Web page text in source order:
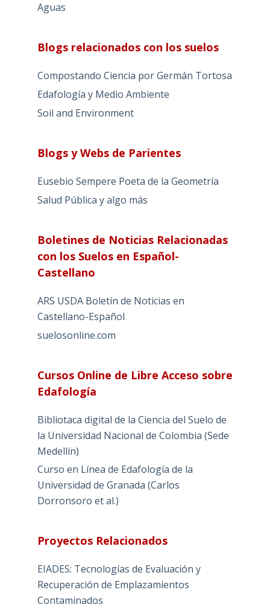
Aguas
Blogs relacionados con los suelos
Compostando Ciencia por Germán Tortosa
Edafología y Medio Ambiente
Soil and Environment
Blogs y Webs de Parientes
Eusebio Sempere Poeta de la Geometría
Salud Pública y algo más
Boletines de Noticias Relacionadas
con los Suelos en Español-
Castellano
ARS USDA Boletín de Noticias en
Castellano-Español
suelosonline.com
Cursos Online de Libre Acceso sobre
Edafología
Bibliotaca digital de la Ciencia del Suelo de
la Universidad Nacional de Colombia (Sede
Medellín)
Curso en Línea de Edafología de la
Universidad de Granada (Carlos
Dorronsoro et al.)
Proyectos Relacionados
EIADES: Tecnologías de Evaluación y
Recuperación de Emplazamientos
Contaminados